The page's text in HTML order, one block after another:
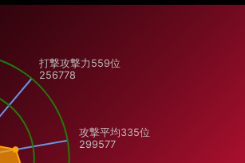
打撃攻撃力559位
256778
攻撃平均335位
299577